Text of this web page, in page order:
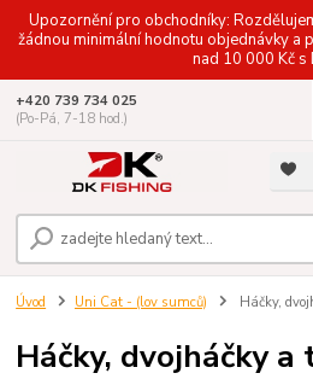
Upozornění pro obchodníky:
žádnou minimální hodnotu objednávky a
nad 10 000 Kč s
+420 739 734 025
(Po-Pá, 7-18 hod.)
Úvod Uni Cat - (lov sumců) Háčky,
Háčky, dvojháčky